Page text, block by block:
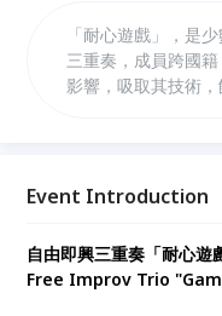
「耐心遊戲」，是
三重奏，成員跨國
影響，吸取其技術
Event Introduction
自由即興三重奏「耐心遊
Free Improv Trio